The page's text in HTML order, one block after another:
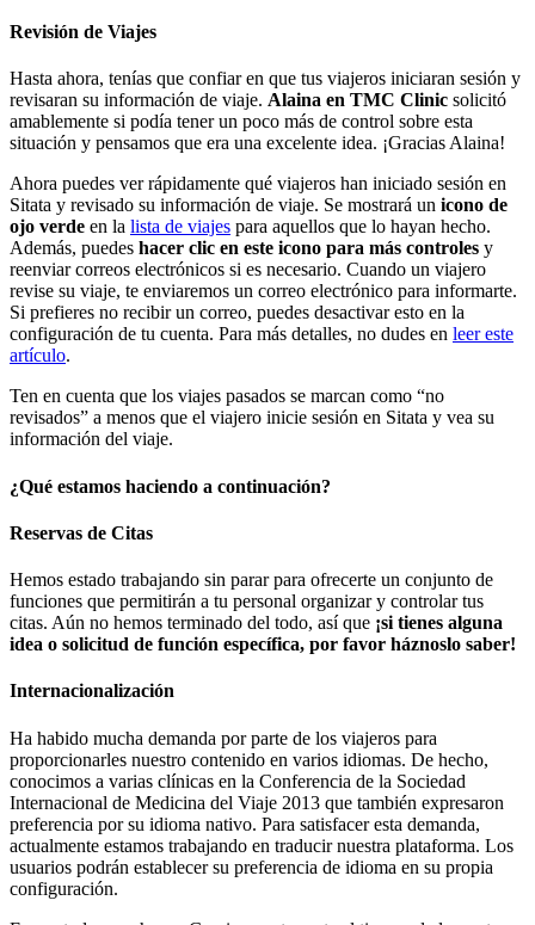
Revisión de Viajes
Hasta ahora, tenías que confiar en que tus viajeros iniciaran sesión y
revisaran su información de viaje. Alaina en TMC Clinic solicitó
amablemente si podía tener un poco más de control sobre esta
situación y pensamos que era una excelente idea. ¡Gracias Alaina!
Ahora puedes ver rápidamente qué viajeros han iniciado sesión en
Sitata y revisado su información de viaje. Se mostrará un icono de
ojo verde en la lista de viajes para aquellos que lo hayan hecho.
Además, puedes hacer clic en este icono para más controles y
reenviar correos electrónicos si es necesario. Cuando un viajero
revise su viaje, te enviaremos un correo electrónico para informarte.
Si prefieres no recibir un correo, puedes desactivar esto en la
configuración de tu cuenta. Para más detalles, no dudes en leer este
artículo.
Ten en cuenta que los viajes pasados se marcan como “no
revisados” a menos que el viajero inicie sesión en Sitata y vea su
información del viaje.
¿Qué estamos haciendo a continuación?
Reservas de Citas
Hemos estado trabajando sin parar para ofrecerte un conjunto de
funciones que permitirán a tu personal organizar y controlar tus
citas. Aún no hemos terminado del todo, así que ¡si tienes alguna
idea o solicitud de función específica, por favor háznoslo saber!
Internacionalización
Ha habido mucha demanda por parte de los viajeros para
proporcionarles nuestro contenido en varios idiomas. De hecho,
conocimos a varias clínicas en la Conferencia de la Sociedad
Internacional de Medicina del Viaje 2013 que también expresaron
preferencia por su idioma nativo. Para satisfacer esta demanda,
actualmente estamos trabajando en traducir nuestra plataforma. Los
usuarios podrán establecer su preferencia de idioma en su propia
configuración.